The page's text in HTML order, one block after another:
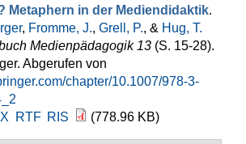
Metaphern in der Mediendidaktik.
, Fromme, J., Grell, P., & Hug, T.
Medienpädagogik 13 (S. 15-28).
Abgerufen von
chapter/10.1007/978-3-
RTF RIS (778.96 KB)